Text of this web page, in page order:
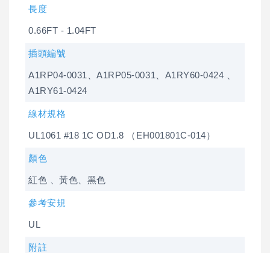
長度
0.66FT - 1.04FT
插頭編號
A1RP04-0031、A1RP05-0031、A1RY60-0424 、
A1RY61-0424
線材規格
UL1061 #18 1C OD1.8 （EH001801C-014）
顏色
紅色 、黃色、黑色
參考安規
UL
附註